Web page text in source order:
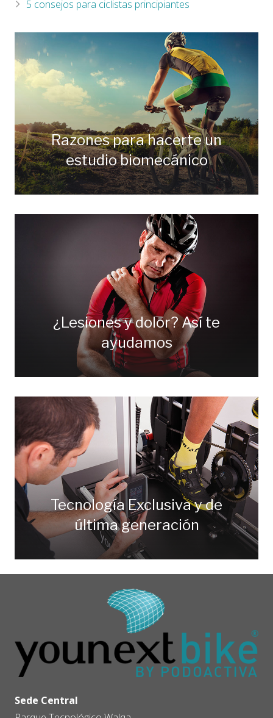
5 consejos para ciclistas principiantes
Razones para hacerte un
estudio biomecánico
¿Lesiones y dolor? Así te
ayudamos
Tecnología Exclusiva y de
última generación
Sede Central